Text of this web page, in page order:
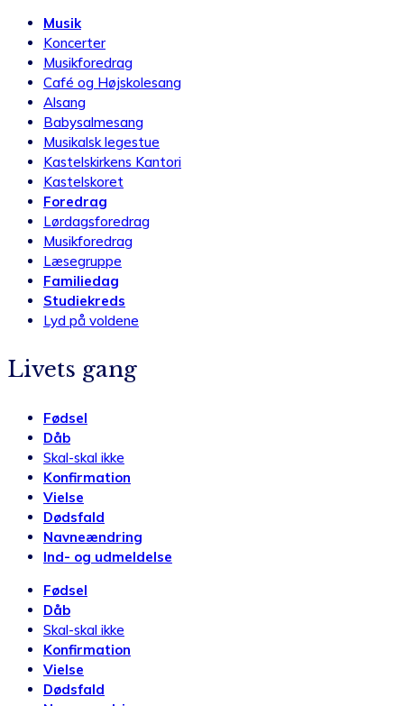
Musik
Koncerter
Musikforedrag
Café og Højskolesang
Alsang
Babysalmesang
Musikalsk legestue
Kastelskirkens Kantori
Kastelskoret
Foredrag
Lørdagsforedrag
Musikforedrag
Læsegruppe
Familiedag
Studiekreds
Lyd på voldene
Livets gang
Fødsel
Dåb
Skal-skal ikke
Konfirmation
Vielse
Dødsfald
Navneændring
Ind- og udmeldelse
Fødsel
Dåb
Skal-skal ikke
Konfirmation
Vielse
Dødsfald